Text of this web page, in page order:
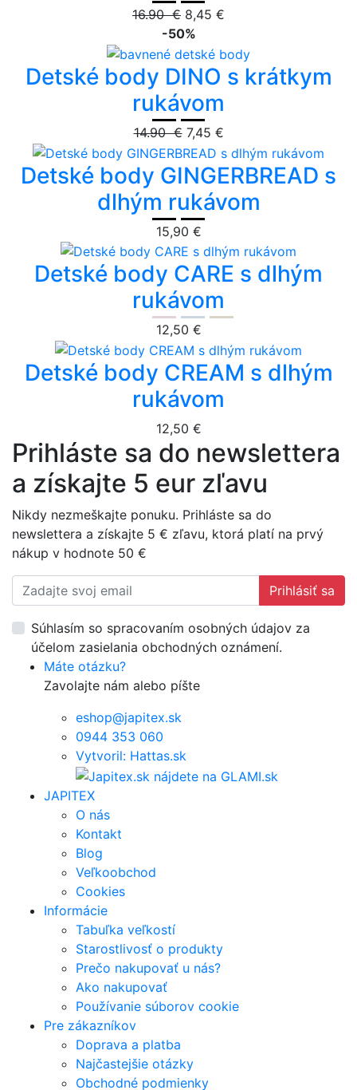
16.90 € 8,45 €
-50%
Detské body DINO s krátkym
rukávom
14.90 € 7,45 €
Detské body GINGERBREAD s
dlhým rukávom
15,90 €
Detské body CARE s dlhým
rukávom
12,50 €
Detské body CREAM s dlhým
rukávom
12,50 €
Prihláste sa do newslettera
a získajte 5 eur zľavu
Nikdy nezmeškajte ponuku. Prihláste sa do
newslettera a získajte 5 € zľavu, ktorá platí na prvý
nákup v hodnote 50 €
Prihlásiť sa
Súhlasím so spracovaním osobných údajov za
účelom zasielania obchodných oznámení.
Máte otázku?
Zavolajte nám alebo píšte
eshop@japitex.sk
0944 353 060
Vytvoril: Hattas.sk
JAPITEX
O nás
Kontakt
Blog
Veľkoobchod
Cookies
Informácie
Tabuľka veľkostí
Starostlivosť o produkty
Prečo nakupovať u nás?
Ako nakupovať
Používanie súborov cookie
Pre zákazníkov
Doprava a platba
Najčastejšie otázky
Obchodné podmienky